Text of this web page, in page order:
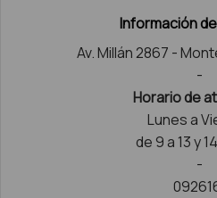
Información
Av. Millán 2867 -
-
Horario de
Lunes a
de 9 a 13 y
-